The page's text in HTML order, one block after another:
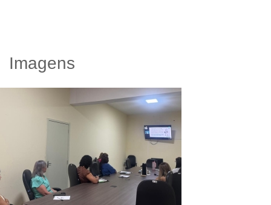
Imagens